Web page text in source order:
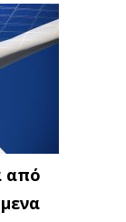
από